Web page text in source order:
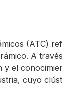
(ATC)
A
el
cuyo